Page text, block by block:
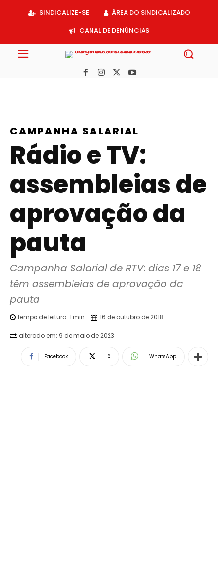
SINDICALIZE-SE
ÁREA DO SINDICALIZADO
CANAL DE DENÚNCIAS
CAMPANHA SALARIAL
Rádio e TV:
assembleias de
aprovação da
pauta
Campanha Salarial de RTV: dias 17 e 18
têm assembleias de aprovação da
pauta
tempo de leitura: 1 min. 16 de outubro de 2018
alterado em: 9 de maio de 2023
Facebook X WhatsApp